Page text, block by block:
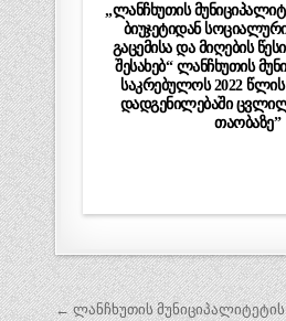
„ლანჩხუთის
ბიუჯეტიდან
გაცემისა და მიღების
შესახებ“ ლანჩხუთის
საკრებულოს 2022 წლის
დადგენილებაში
თაობაზე”
პოსტის
← ლანჩხუთის მუნიციპალიტეტის